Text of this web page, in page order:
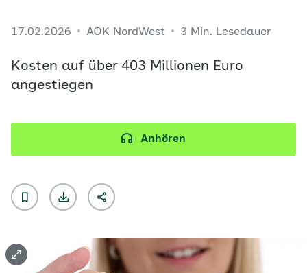
17.02.2026 AOK NordWest 3 Min. Lesedauer
Kosten auf über 403 Millionen Euro
angestiegen
Anhören